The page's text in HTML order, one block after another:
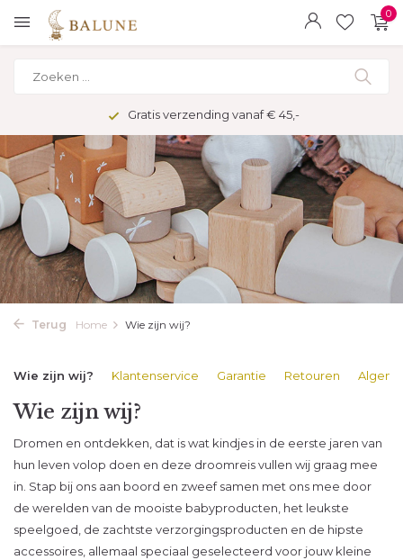
0
Gratis verzending vanaf € 45,-
Terug Home Wie zijn wij?
Wie zijn wij? Klantenservice Garantie Retouren
Wie zijn wij?
Dromen en ontdekken, dat is wat kindjes in de eerste jaren van
hun leven volop doen en deze droomreis vullen wij graag mee
in. Stap bij ons aan boord en zweef samen met ons mee door
de werelden van de mooiste babyproducten, het leukste
speelgoed, de zachtste verzorgingsproducten en de hipste
accessoires, allemaal speciaal geselecteerd voor jouw kleine